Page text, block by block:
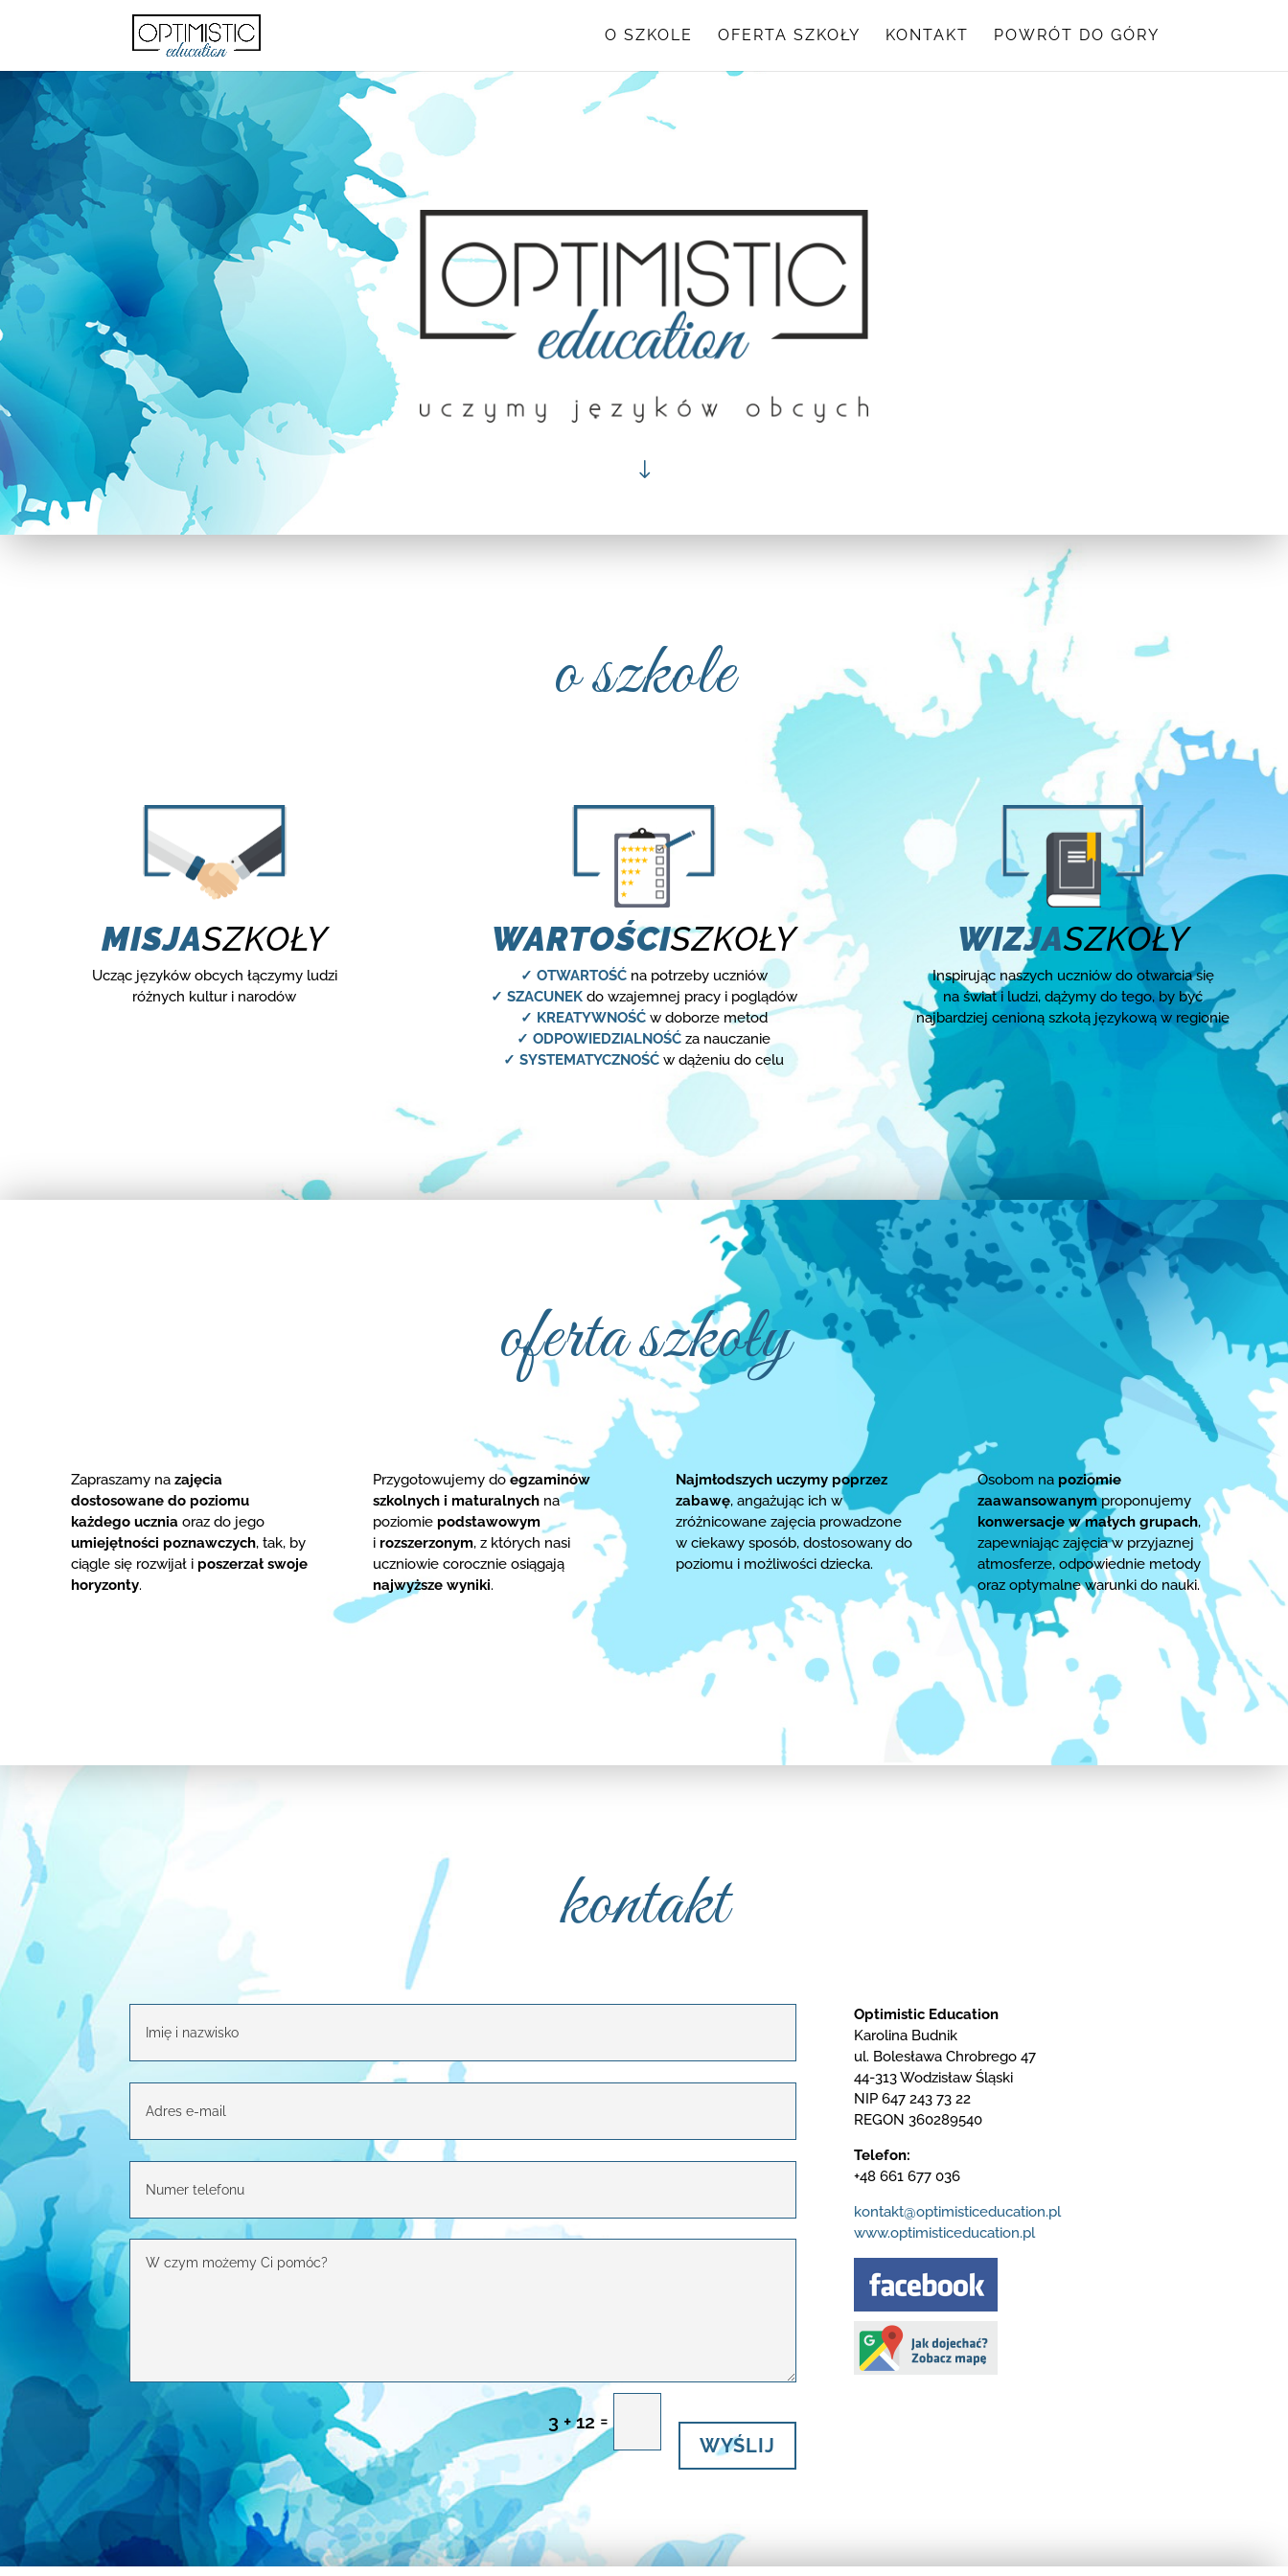
O SZKOLE OFERTA SZKOŁY KONTAKT POWRÓT DO GÓRY
"
o szkole
MISJASZKOŁY
Ucząc języków obcych łączymy ludzi
różnych kultur i narodów
WARTOŚCISZKOŁY
✓ OTWARTOŚĆna potrzeby uczniów
✓ SZACUNEKdo wzajemnej pracy i poglądów
✓ KREATYWNOŚĆw doborze metod
✓ ODPOWIEDZIALNOŚĆ za nauczanie
✓ SYSTEMATYCZNOŚĆ w dążeniu do celu
WIZJASZKOŁY
Inspirując naszych uczniów do otwarcia się
na świat i ludzi, dążymy do tego, by być
najbardziej cenioną szkołą językową w regionie
oferta szkoły
Zapraszamy nazajęcia
dostosowane do poziomu
każdego ucznia oraz do jego
umiejętności poznawczych, tak, by
ciągle się rozwijał i poszerzał swoje
horyzonty.
Przygotowujemy doegzaminów
szkolnych i maturalnych na
poziomie podstawowym
i rozszerzonym, z których nasi
uczniowie corocznie osiągają
najwyższe wyniki.
Najmłodszych uczymy poprzez
zabawę, angażując ich w
zróżnicowane zajęcia prowadzone
w ciekawy sposób, dostosowany do
poziomu i możliwości dziecka.
Osobom na poziomie
zaawansowanymproponujemy
konwersacje w małych grupach,
zapewniając zajęcia w przyjaznej
atmosferze, odpowiednie metody
oraz optymalne warunki do nauki.
kontakt
3 + 12 = WYŚLIJ
Optimistic Education
Karolina Budnik
ul. Bolesława Chrobrego 47
44-313 Wodzisław Śląski
NIP 647 243 73 22
REGON 360289540
Telefon:
+48 661 677 036
kontakt@optimisticeducation.pl
www.optimisticeducation.pl